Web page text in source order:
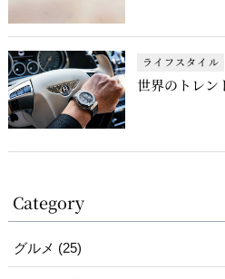
ライフスタイル
世界のトレン
Category
グルメ (25)